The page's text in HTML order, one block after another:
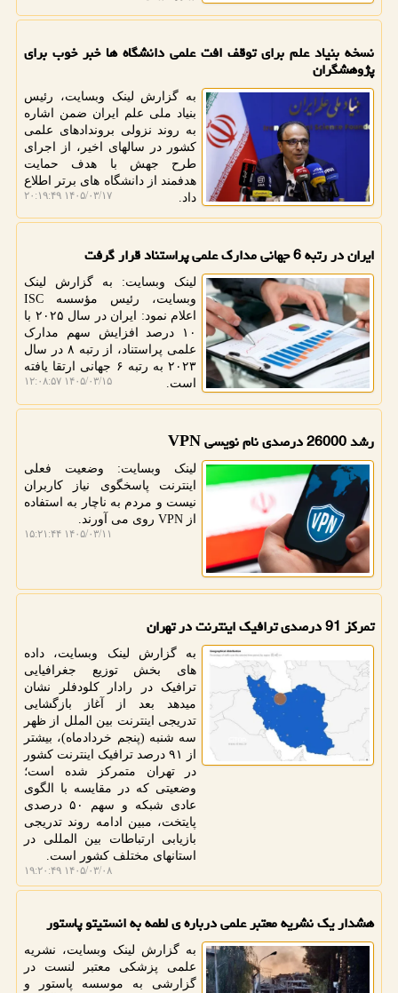
نسخه بنیاد علم برای توقف افت علمی دانشگاه ها خبر خوب برای
پژوهشگران
به گزارش لینک وبسایت، رئیس
بنیاد ملی علم ایران ضمن اشاره
به روند نزولی بروندادهای علمی
کشور در سالهای اخیر، از اجرای
طرح جهش با هدف حمایت
هدفمند از دانشگاه های برتر اطلاع
داد.
۱۴۰۵/۰۳/۱۷ ۲۰:۱۹:۴۹
ایران در رتبه 6 جهانی مدارک علمی پراستناد قرار گرفت
لینک وبسایت: به گزارش لینک
وبسایت، رئیس مؤسسه ISC
اعلام نمود: ایران در سال ۲۰۲۵ با
۱۰ درصد افزایش سهم مدارک
علمی پراستناد، از رتبه ۸ در سال
۲۰۲۳ به رتبه ۶ جهانی ارتقا یافته
است.
۱۴۰۵/۰۳/۱۵ ۱۲:۰۸:۵۷
رشد 26000 درصدی نام نویسی VPN
لینک وبسایت: وضعیت فعلی
اینترنت پاسخگوی نیاز کاربران
نیست و مردم به ناچار به استفاده
از VPN روی می آورند.
۱۴۰۵/۰۳/۱۱ ۱۵:۲۱:۴۴
تمرکز 91 درصدی ترافیک اینترنت در تهران
به گزارش لینک وبسایت، داده
های بخش توزیع جغرافیایی
ترافیک در رادار کلودفلر نشان
میدهد بعد از آغاز بازگشایی
تدریجی اینترنت بین الملل از ظهر
سه شنبه (پنجم خردادماه)، بیشتر
از ۹۱ درصد ترافیک اینترنت کشور
در تهران متمرکز شده است؛
وضعیتی که در مقایسه با الگوی
عادی شبکه و سهم ۵۰ درصدی
پایتخت، مبین ادامه روند تدریجی
بازیابی ارتباطات بین المللی در
استانهای مختلف کشور است.
۱۴۰۵/۰۳/۰۸ ۱۹:۲۰:۴۹
هشدار یک نشریه معتبر علمی درباره ی لطمه به انستیتو پاستور
به گزارش لینک وبسایت، نشریه
علمی پزشکی معتبر لنست در
گزارشی به موسسه پاستور و